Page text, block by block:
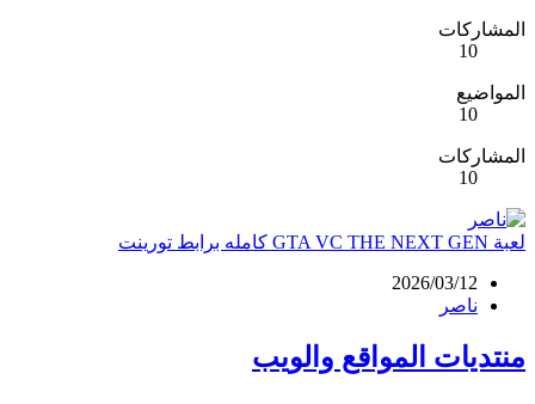
المشاركات
10
المواضيع
10
المشاركات
10
لعبة GTA VC THE NEXT GEN كامله برابط تورينت
2026/03/12
ناصر
منتديات المواقع والويب